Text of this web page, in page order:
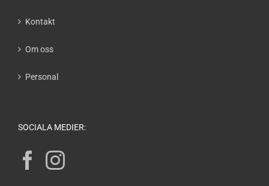
Kontakt
Om oss
Personal
SOCIALA MEDIER: